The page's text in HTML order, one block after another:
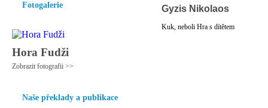
Fotogalerie
Hora Fudži
Zobrazit fotografii >>
Naše překlady a publikace
Gyzis Nikolaos
Kuk, neboli Hra s dítětem